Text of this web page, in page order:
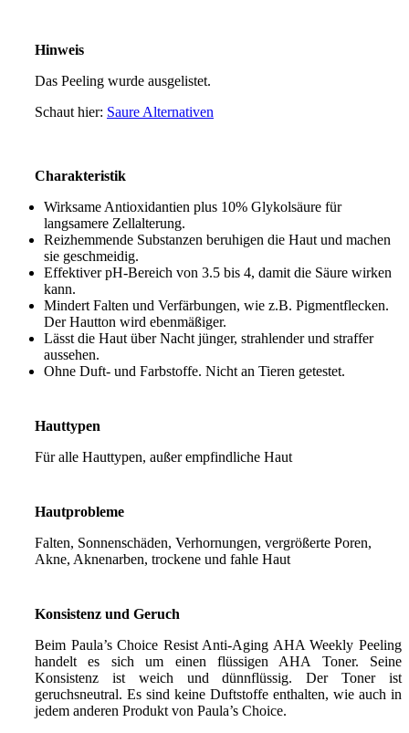
Hinweis
Das Peeling wurde ausgelistet.
Schaut hier: Saure Alternativen
Charakteristik
Wirksame Antioxidantien plus 10% Glykolsäure für
langsamere Zellalterung.
Reizhemmende Substanzen beruhigen die Haut und machen
sie geschmeidig.
Effektiver pH-Bereich von 3.5 bis 4, damit die Säure wirken
kann.
Mindert Falten und Verfärbungen, wie z.B. Pigmentflecken.
Der Hautton wird ebenmäßiger.
Lässt die Haut über Nacht jünger, strahlender und straffer
aussehen.
Ohne Duft- und Farbstoffe. Nicht an Tieren getestet.
Hauttypen
Für alle Hauttypen, außer empfindliche Haut
Hautprobleme
Falten, Sonnenschäden, Verhornungen, vergrößerte Poren,
Akne, Aknenarben, trockene und fahle Haut
Konsistenz und Geruch
Beim Paula’s Choice Resist Anti-Aging AHA Weekly Peeling
handelt es sich um einen flüssigen AHA Toner. Seine
Konsistenz ist weich und dünnflüssig. Der Toner ist
geruchsneutral. Es sind keine Duftstoffe enthalten, wie auch in
jedem anderen Produkt von Paula’s Choice.